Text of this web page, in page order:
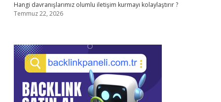
Hangi davranışlarımız olumlu iletişim kurmayı kolaylaştırır ?
Temmuz 22, 2026